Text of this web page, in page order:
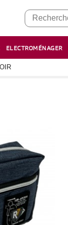
ELECTROMÉNAGER